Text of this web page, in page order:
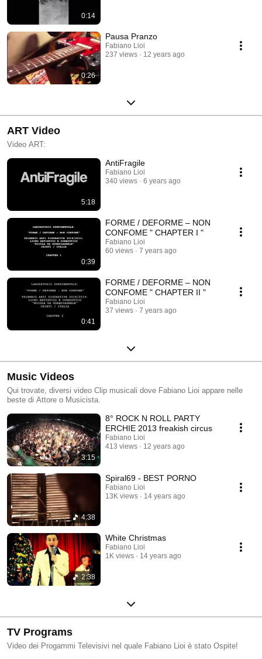
0:14
0:26
Pausa Pranzo
Fabiano Lioi
237 views
12 years ago
ART Video
Video ART:
5:18
AntiFragile
Fabiano Lioi
340 views
6 years ago
0:39
FORME / DEFORME – NON
CONFOME " CHAPTER I "
Fabiano Lioi
60 views
7 years ago
0:41
FORME / DEFORME – NON
CONFOME " CHAPTER II "
Fabiano Lioi
37 views
7 years ago
Music Videos
Qui trovate, diversi video Clip musicali dove Fabiano Lioi appare nelle
beste di Attore o Musicista.
3:15
8° ROCK N ROLL PARTY
ERCHIE 2013 freakish circus
Fabiano Lioi
413 views
12 years ago
4:38
Spiral69 - BEST PORNO
Fabiano Lioi
13K views
14 years ago
2:38
White Christmas
Fabiano Lioi
1K views
14 years ago
TV Programs
Video dei Progammi Televisivi nel quale Fabiano Lioi è stato Ospite!